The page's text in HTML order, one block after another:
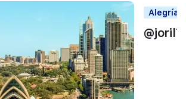
Alegrías